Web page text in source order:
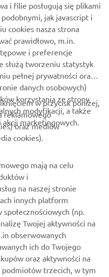
najnowszych ofertach,
i filie posługują się plikami
jak javascript i
cookies nasza strona
prawidłowo, m.in.
i preferencje
służą tworzeniu statystyk
pełnej prywatności oraz
danych osobowych)
korzystania ze strony
modyfikacji, a także
akcji marketingowych.
w przycisk poniżej,
reklamowego
oraz mediów
cookies).
mają na celu
i
na naszej stronie
innych platform
(np.
Twojej aktywności na
obserwowanych
ich do Twojego
oraz aktywności na
trzecich, w tym